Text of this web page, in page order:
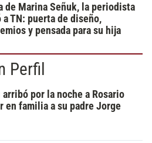
de Marina Señuk, la periodista
TN: puerta de diseño,
y pensada para su hija
Perfil
por la noche a Rosario
en familia a su padre Jorge